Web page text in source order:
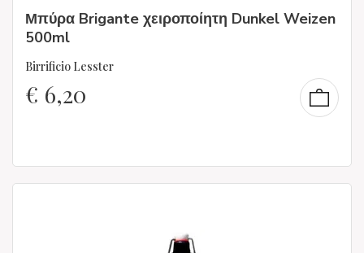
Μπύρα Brigante χειροποίητη Dunkel Weizen
500ml
Birrificio Lesster
€ 6,20